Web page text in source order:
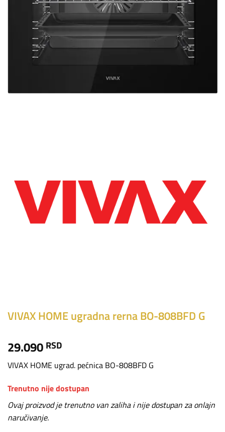
VIVAX HOME ugradna rerna BO-808BFD G
29.090 RSD
VIVAX HOME ugrad. pećnica BO-808BFD G
Trenutno nije dostupan
Ovaj proizvod je trenutno van zaliha i nije dostupan za onlajn
naručivanje.